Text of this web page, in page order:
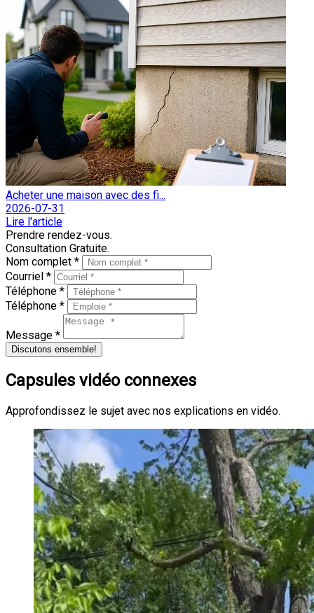
Acheter une maison avec des fi...
2026-07-31
Lire l'article
Prendre rendez-vous.
Consultation Gratuite.
Nom complet *
Courriel *
Téléphone *
Téléphone *
Message *
Discutons ensemble!
Capsules vidéo connexes
Approfondissez le sujet avec nos explications en vidéo.